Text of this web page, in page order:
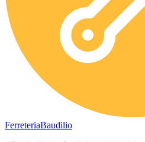
FerreteriaBaudilio